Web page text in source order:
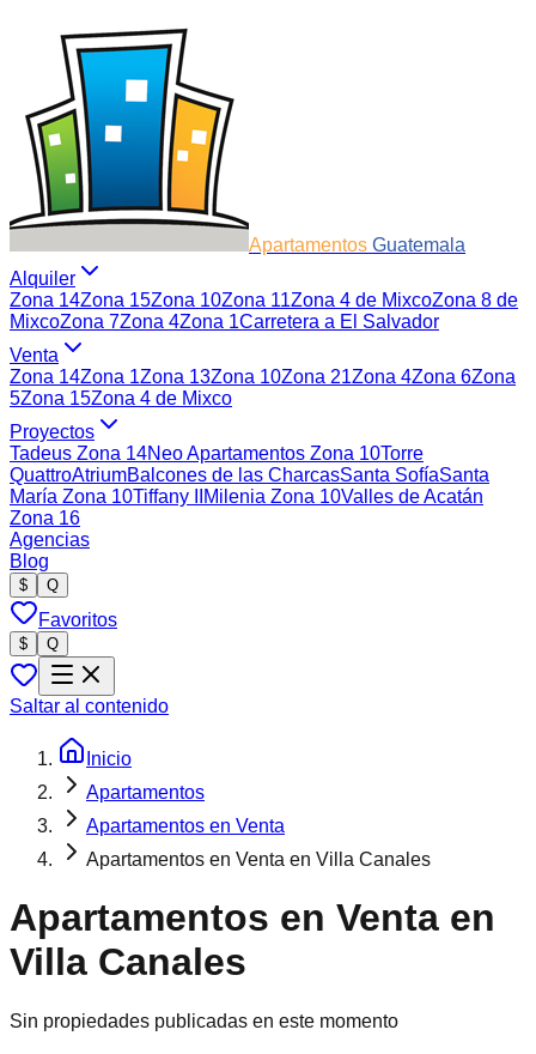
Apartamentos Guatemala
Alquiler
Zona 14Zona 15Zona 10Zona 11Zona 4 de MixcoZona 8 de
MixcoZona 7Zona 4Zona 1Carretera a El Salvador
Venta
Zona 14Zona 1Zona 13Zona 10Zona 21Zona 4Zona 6Zona
5Zona 15Zona 4 de Mixco
Proyectos
Tadeus Zona 14Neo Apartamentos Zona 10Torre
QuattroAtriumBalcones de las CharcasSanta SofíaSanta
María Zona 10Tiffany II Milenia Zona 10Valles de Acatán
Zona 16
Agencias
Blog
$ Q
Favoritos
$ Q
Saltar al contenido
Inicio
Apartamentos
Apartamentos en Venta
Apartamentos en Venta en Villa Canales
Apartamentos en Venta en
Villa Canales
Sin propiedades publicadas en este momento